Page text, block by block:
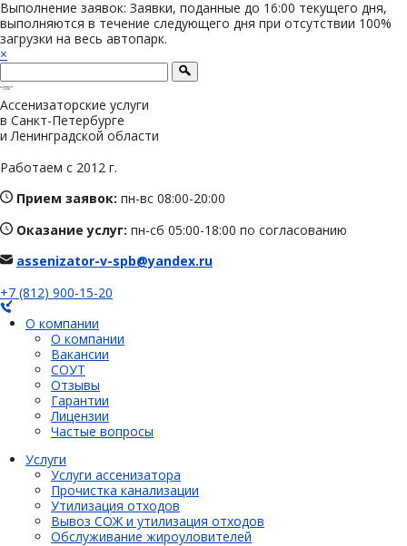
Выполнение заявок: Заявки, поданные до 16:00 текущего дня,
выполняются в течение следующего дня при отсутствии 100%
загрузки на весь автопарк.
×
Ассенизаторские услуги
в Санкт-Петербурге
и Ленинградской области
Работаем с 2012 г.
Прием заявок: пн-вс 08:00-20:00
Оказание услуг: пн-сб 05:00-18:00 по согласованию
assenizator-v-spb@yandex.ru
+7 (812) 900-15-20
О компании
О компании
Вакансии
СОУТ
Отзывы
Гарантии
Лицензии
Частые вопросы
Услуги
Услуги ассенизатора
Прочистка канализации
Утилизация отходов
Вывоз СОЖ и утилизация отходов
Обслуживание жироуловителей